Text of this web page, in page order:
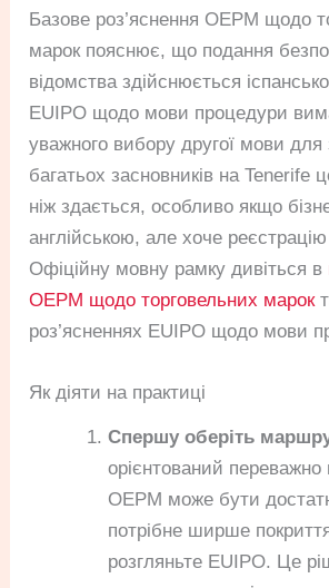
Базове роз’яснення OEPM щодо
марок пояснює, що подання
відомства здійснюється
EUIPO щодо мови процедури
уважного вибору другої мови
багатьох засновників на Tenerife
ніж здається, особливо якщо
англійською, але хоче
Офіційну мовну рамку дивіться в
OEPM щодо торговельних марок
роз’ясненнях EUIPO щодо мови
Як діяти на практиці
Спершу оберіть
орієнтований переважно
OEPM може бути
потрібне ширше
розгляньте EUIPO. Це